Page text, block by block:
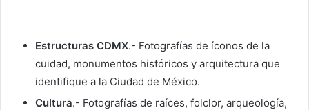
Estructuras CDMX.- Fotografías de íconos de la
cuidad, monumentos históricos y arquitectura que
identifique a la Ciudad de México.
Cultura.- Fotografías de raíces, folclor, arqueología,